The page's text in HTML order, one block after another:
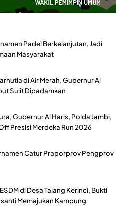
Padel Berkelanjutan, Jadi
Masyarakat
di Air Merah, Gubernur Al
Sulit Dipadamkan
Gubernur Al Haris, Polda Jambi,
Presisi Merdeka Run 2026
Catur Praporprov Pengprov
di Desa Talang Kerinci, Bukti
Memajukan Kampung